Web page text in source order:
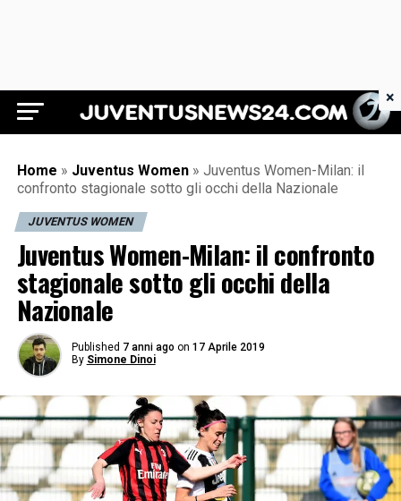
Juventus News 24
Home » Juventus Women » Juventus Women-Milan: il
confronto stagionale sotto gli occhi della Nazionale
JUVENTUS WOMEN
Juventus Women-Milan: il confronto
stagionale sotto gli occhi della
Nazionale
Published 7 anni ago on 17 Aprile 2019
By Simone Dinoi
×